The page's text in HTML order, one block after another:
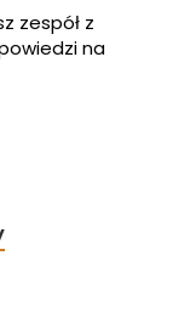
zespół z
na